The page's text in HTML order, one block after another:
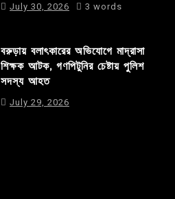
July 30, 2026 3 words
বরুড়ায় বলাৎকারের অভিযোগে মাদ্রাসা
শিক্ষক আটক, গণপিটুনির চেষ্টায় পুলিশ
সদস্য আহত
July 29, 2026